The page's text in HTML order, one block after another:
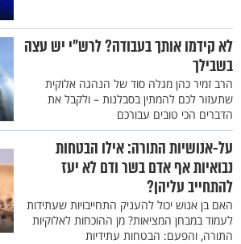
לא קידמו אותך בעבודה? לרש"י יש עצה
בשבילך
הרב זמיר כהן מגלה סוד של הנהגה אלוקית
שתעזור לכם להמתין בסבלנות – ולקבל את
הדברים הכי טובים עבורכם
על-אנושיות התורה: אילו הבטחות
נבואיות אף אדם בשר ודם לא יעז
להתחייב עליהן?
האם בן אנוש יכול להעניק התחייבויות שעתידות
לעמוד במבחן המציאות? מן ההוכחות לאלוקיות
התורה, והפעם: הבטחות עתידיות